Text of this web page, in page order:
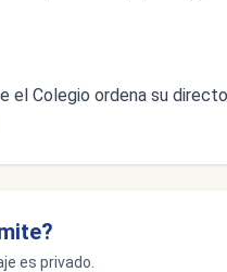
el Colegio ordena su
es privado.